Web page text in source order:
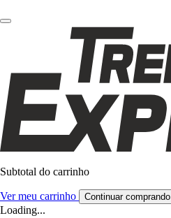
Subtotal do carrinho
Ver meu carrinho Continuar comprando
Loading...